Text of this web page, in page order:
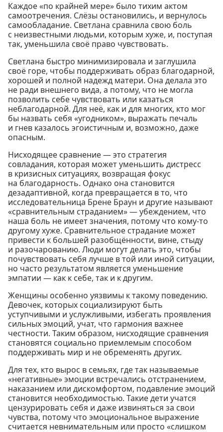
Каждое «по крайней мере» было тихим актом
самоотречения. Слёзы остановились, и вернулось
самообладание. Светлана сравнила свою боль
с неизвестными людьми, которым хуже, и, поступая
так, уменьшила своё право чувствовать.
Светлана быстро минимизировала и заглушила
своё горе, чтобы поддерживать образ благодарной,
хорошей и полной надежд матери. Она делала это
не ради внешнего вида, а потому, что не могла
позволить себе чувствовать или казаться
неблагодарной. Для неё, как и для многих, кто мог
бы назвать себя «угодником», выражать печаль
и гнев казалось эгоистичным и, возможно, даже
опасным.
Нисходящее сравнение — это стратегия
совладания, которая может уменьшить дистресс
в кризисных ситуациях, возвращая фокус
на благодарность. Однако она становится
дезадаптивной, когда превращается в то, что
исследовательница Брене Браун и другие называют
«сравнительным страданием» — убеждением, что
наша боль не имеет значения, потому что кому-то
другому хуже. Сравнительное страдание может
привести к большей разобщённости, вине, стыду
и разочарованию. Люди могут делать это, чтобы
почувствовать себя лучше в той или иной ситуации,
но часто результатом является уменьшение
эмпатии — как к себе, так и к другим.
Женщины особенно уязвимы к такому поведению.
Девочек, которых социализируют быть
уступчивыми и услужливыми, избегать проявления
сильных эмоций, учат, что гармония важнее
честности. Таким образом, нисходящие сравнения
становятся социально приемлемым способом
поддерживать мир и не обременять других.
Для тех, кто вырос в семьях, где так называемые
«негативные» эмоции встречались отстранением,
наказанием или дискомфортом, подавление эмоций
становится необходимостью. Такие дети учатся
цензурировать себя и даже извиняться за свои
чувства, потому что эмоциональное выражение
считается невнимательным или просто «слишком